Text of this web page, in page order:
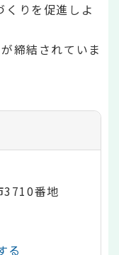
くりを促進しよ
締結されていま
番地
る